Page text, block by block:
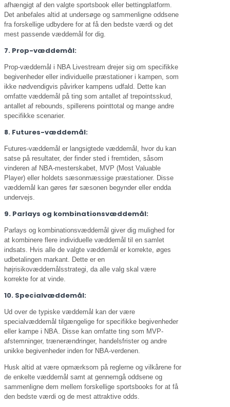
afhængigt af den valgte sportsbook eller bettingplatform.
Det anbefales altid at undersøge og sammenligne oddsene
fra forskellige udbydere for at få den bedste værdi og det
mest passende væddemål for dig.
7. Prop-væddemål:
Prop-væddemål i NBA Livestream drejer sig om specifikke
begivenheder eller individuelle præstationer i kampen, som
ikke nødvendigvis påvirker kampens udfald. Dette kan
omfatte væddemål på ting som antallet af trepointsskud,
antallet af rebounds, spillerens pointtotal og mange andre
specifikke scenarier.
8. Futures-væddemål:
Futures-væddemål er langsigtede væddemål, hvor du kan
satse på resultater, der finder sted i fremtiden, såsom
vinderen af NBA-mesterskabet, MVP (Most Valuable
Player) eller holdets sæsonmæssige præstationer. Disse
væddemål kan gøres før sæsonen begynder eller endda
undervejs.
9. Parlays og kombinationsvæddemål:
Parlays og kombinationsvæddemål giver dig mulighed for
at kombinere flere individuelle væddemål til en samlet
indsats. Hvis alle de valgte væddemål er korrekte, øges
udbetalingen markant. Dette er en
højrisikovæddemålsstrategi, da alle valg skal være
korrekte for at vinde.
10. Specialvæddemål:
Ud over de typiske væddemål kan der være
specialvæddemål tilgængelige for specifikke begivenheder
eller kampe i NBA. Disse kan omfatte ting som MVP-
afstemninger, trænerændringer, handelsfrister og andre
unikke begivenheder inden for NBA-verdenen.
Husk altid at være opmærksom på reglerne og vilkårene for
de enkelte væddemål samt at gennemgå oddsene og
sammenligne dem mellem forskellige sportsbooks for at få
den bedste værdi og de mest attraktive odds.